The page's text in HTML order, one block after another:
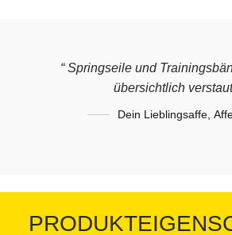
“ Springseile und
übersichtlich
Dein Lieblingsaffe